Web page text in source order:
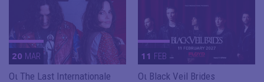
20 MAR
Οι The Last Internationale
11 FEB
Οι Black Veil Brides